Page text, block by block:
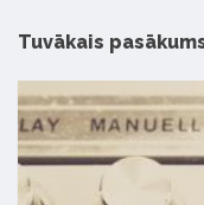
Tuvākais